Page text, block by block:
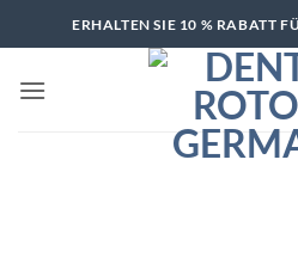
Inhalt
ERHALTEN SIE 10 % RABATT